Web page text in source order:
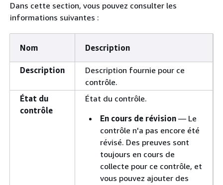
Dans cette section, vous pouvez consulter les
informations suivantes :
Nom Description
Description
Description fournie pour ce
contrôle.
État du
contrôle
État du contrôle.
En cours de révision — Le
contrôle n'a pas encore été
révisé. Des preuves sont
toujours en cours de
collecte pour ce contrôle, et
vous pouvez ajouter des